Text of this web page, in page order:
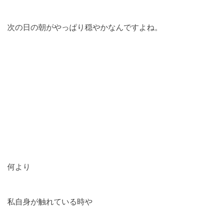
次の日の朝がやっぱり穏やかなんですよね。
何より
私自身が触れている時や